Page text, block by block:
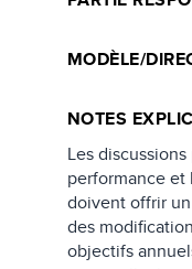
MODÈLE/
NOTES
Les
performance et
doivent offrir
des
objectifs